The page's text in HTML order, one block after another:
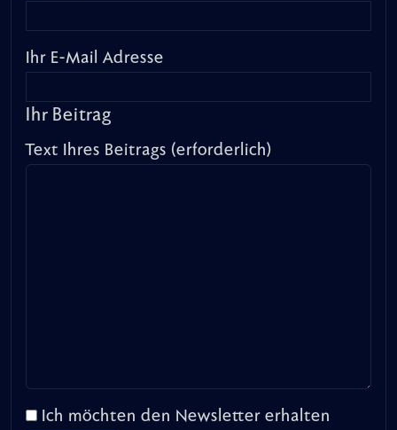
Ihr E-Mail Adresse
Ihr Beitrag
Text Ihres Beitrags (erforderlich)
Ich möchten den Newsletter erhalten